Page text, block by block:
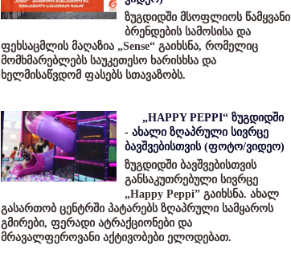
ზუგდიდში მსოფლიოს წამყვანი
ბრენდების სამოსისა და
ფეხსაცმლის მაღაზია „Sense“ გაიხსნა, რომელიც
მომხმარებლებს საუკეთესო ხარისხსა და
ხელმისაწვდომ ფასებს სთავაზობს.
„HAPPY PEPPI“ ზუგდიდში
- ახალი ზღაპრული სივრცე
ბავშვებისთვის (ფოტო/ვიდეო)
ზუგდიდში ბავშვებისთვის
განსაკუთრებული სივრცე
„Happy Peppi” გაიხსნა. ახალ
გასართობ ცენტრში პატარებს ზღაპრული სამყაროს
გმირები, ფერადი ატრაქციონები და
მრავალფეროვანი აქტივობები ელოდებათ.